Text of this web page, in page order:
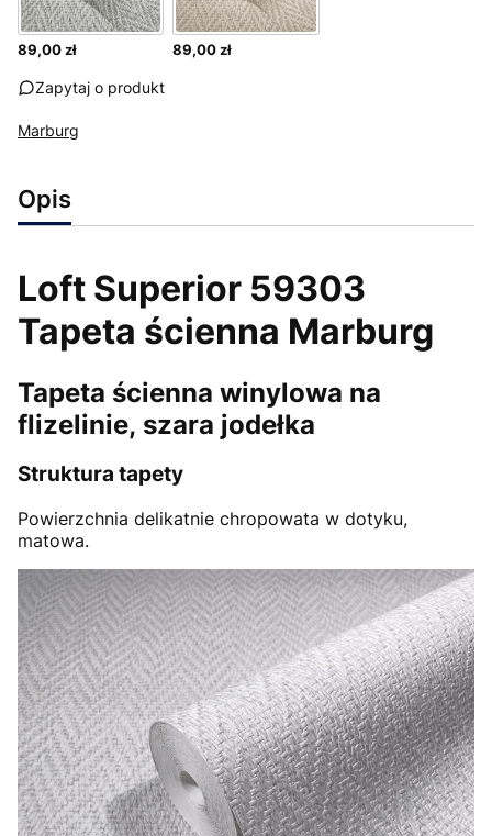
89,00 zł 89,00 zł
Zapytaj o produkt
Marburg
Opis
Loft Superior 59303
Tapeta ścienna Marburg
Tapeta ścienna winylowa na
flizelinie, szara jodełka
Struktura tapety
Powierzchnia delikatnie chropowata w dotyku,
matowa.